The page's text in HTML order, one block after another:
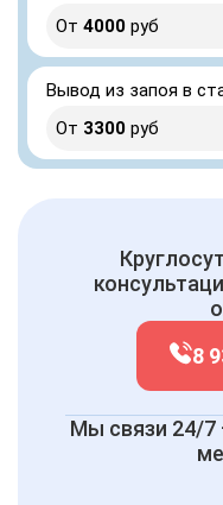
От 4000 руб
Вывод из запоя в
От 3300 руб
8
Мы связи 24/7